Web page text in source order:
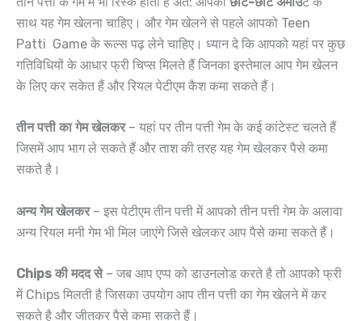
साथ यह गेम खेलना चाहिए। और गेम खेलने से पहले आपको Teen
Patti Game के रूल्स पढ़ लेने चाहिए। ध्यान दे कि आपको यहां पर कुछ
गतिविधियों के आधार फ्री चिप्स मिलते हैं जिनका इस्तेमाल आप गेम खेलन
के लिए कर सकेत हैं और रियल पेटीएम कैश कमा सकते हैं।
तीन पत्ती का गेम खेलकर– यहां पर तीन पत्ती गेम के कई कांटेस्ट चलते हैं
जिसमें आप भाग ले सकते हैं और ताश की तरह यह गेम खेलकर पैसे कमा
सकते है।
अन्य गेम खेलकर – इस पेटीएम तीन पत्ती में आपको तीन पत्ती गेम के अलावा
अन्य रियल मनी गेम भी मिल जाएंगे जिसे खेलकर आप पैसे कमा सकते हैं।
Chips की मदद से– जब आप एप्प को डाउनलोड करते है तो आपको फ्री
में Chips मिलती है जिसका उपयोग आप तीन पत्ती का गेम खेलने में कर
सकते है और जीतकर पैसे कमा सकते हैं।